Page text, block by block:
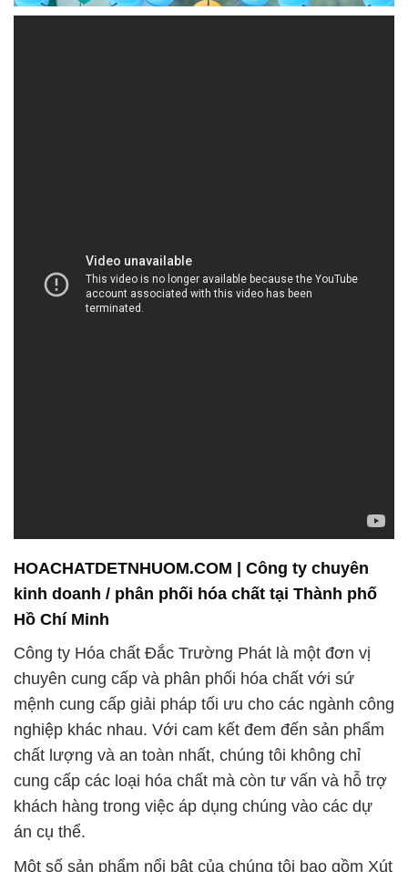
Công ty Hóa chất Đắc Trường Phát là một đơn vị
chuyên cung cấp và phân phối hóa chất với sứ
mệnh cung cấp giải pháp tối ưu cho các ngành công
nghiệp khác nhau. Với cam kết đem đến sản phẩm
chất lượng và an toàn nhất, chúng tôi không chỉ
cung cấp các loại hóa chất mà còn tư vấn và hỗ trợ
khách hàng trong việc áp dụng chúng vào các dự
án cụ thể.
Một số sản phẩm nổi bật của chúng tôi bao gồm Xút
Hạt – NaOH 99%, được cá nhân hóa để đáp ứng
yêu cầu đặc thù của từng ngành công nghiệp. Đặc
biệt, trong lĩnh vực nông nghiệp, chúng tôi cung cấp
các loại phân bón, thuốc trừ sâu và hóa chất chăm